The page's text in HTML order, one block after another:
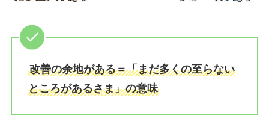
改善の余地がある＝「まだ多くの至らない
ところがあるさま」の意味